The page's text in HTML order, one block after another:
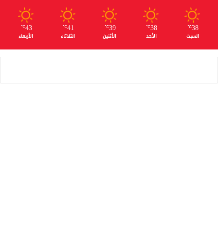
38
℃
السبت
38
℃
الأحد
39
℃
الأثنين
41
℃
الثلاثاء
43
℃
الأربعاء